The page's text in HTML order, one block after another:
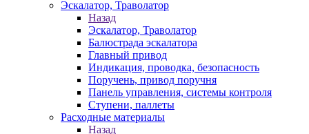
Эскалатор, Траволатор
Назад
Эскалатор, Траволатор
Балюстрада эскалатора
Главный привод
Индикация, проводка, безопасность
Поручень, привод поручня
Панель управления, системы контроля
Ступени, паллеты
Расходные материалы
Назад